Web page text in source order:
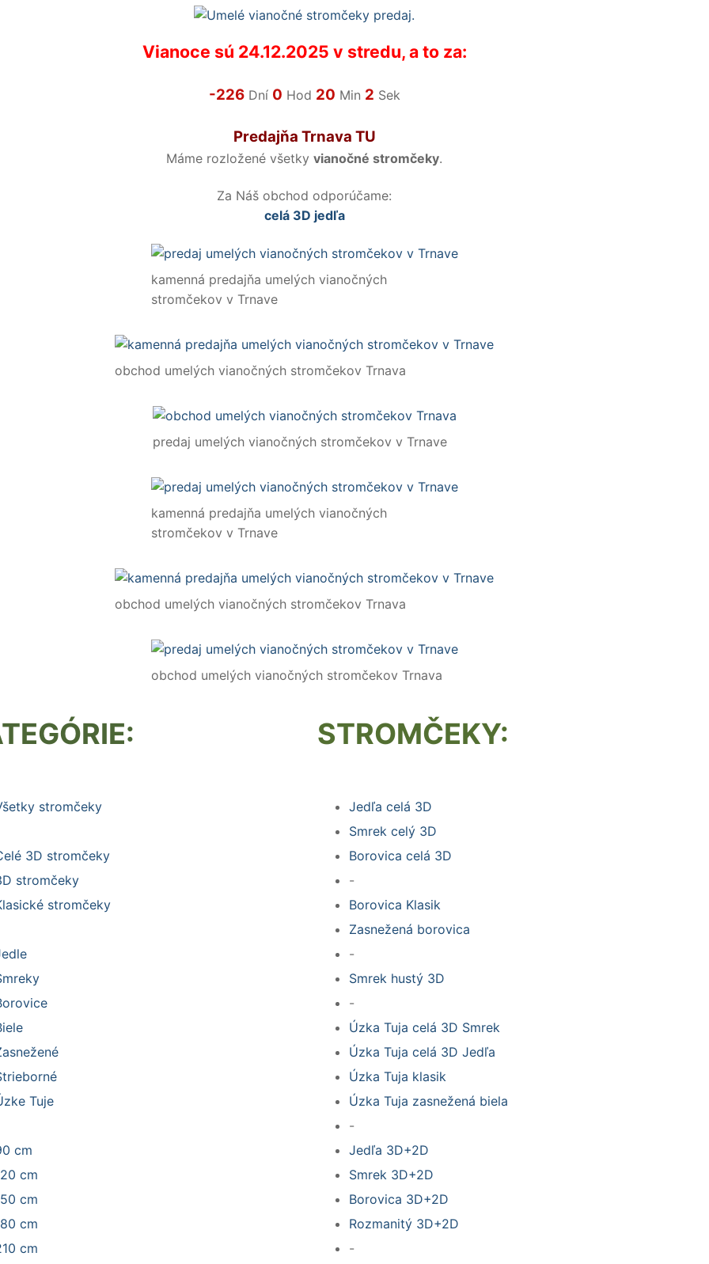
Vianoce sú 24.12.2025 v stredu, a to za:
-226 Dní 0 Hod 20 Min 1Sek
Predajňa Trnava TU
Máme rozložené všetky vianočné stromčeky.
Za Náš obchod odporúčame:
celá 3D jedľa
kamenná predajňa umelých vianočných
stromčekov v Trnave
obchod umelých vianočných stromčekov Trnava
predaj umelých vianočných stromčekov v Trnave
kamenná predajňa umelých vianočných
stromčekov v Trnave
obchod umelých vianočných stromčekov Trnava
obchod umelých vianočných stromčekov Trnava
stromčeky
3D stromčeky
stromčeky
stromčeky
Tuje
cm
cm
cm
cm
cm
STROMČEKY:
Jedľa celá 3D
Smrek celý 3D
Borovica celá 3D
-
Borovica Klasik
Zasnežená borovica
-
Smrek hustý 3D
-
Úzka Tuja celá 3D Smrek
Úzka Tuja celá 3D Jedľa
Úzka Tuja klasik
Úzka Tuja zasnežená biela
-
Jedľa 3D+2D
Smrek 3D+2D
Borovica 3D+2D
Rozmanitý 3D+2D
-